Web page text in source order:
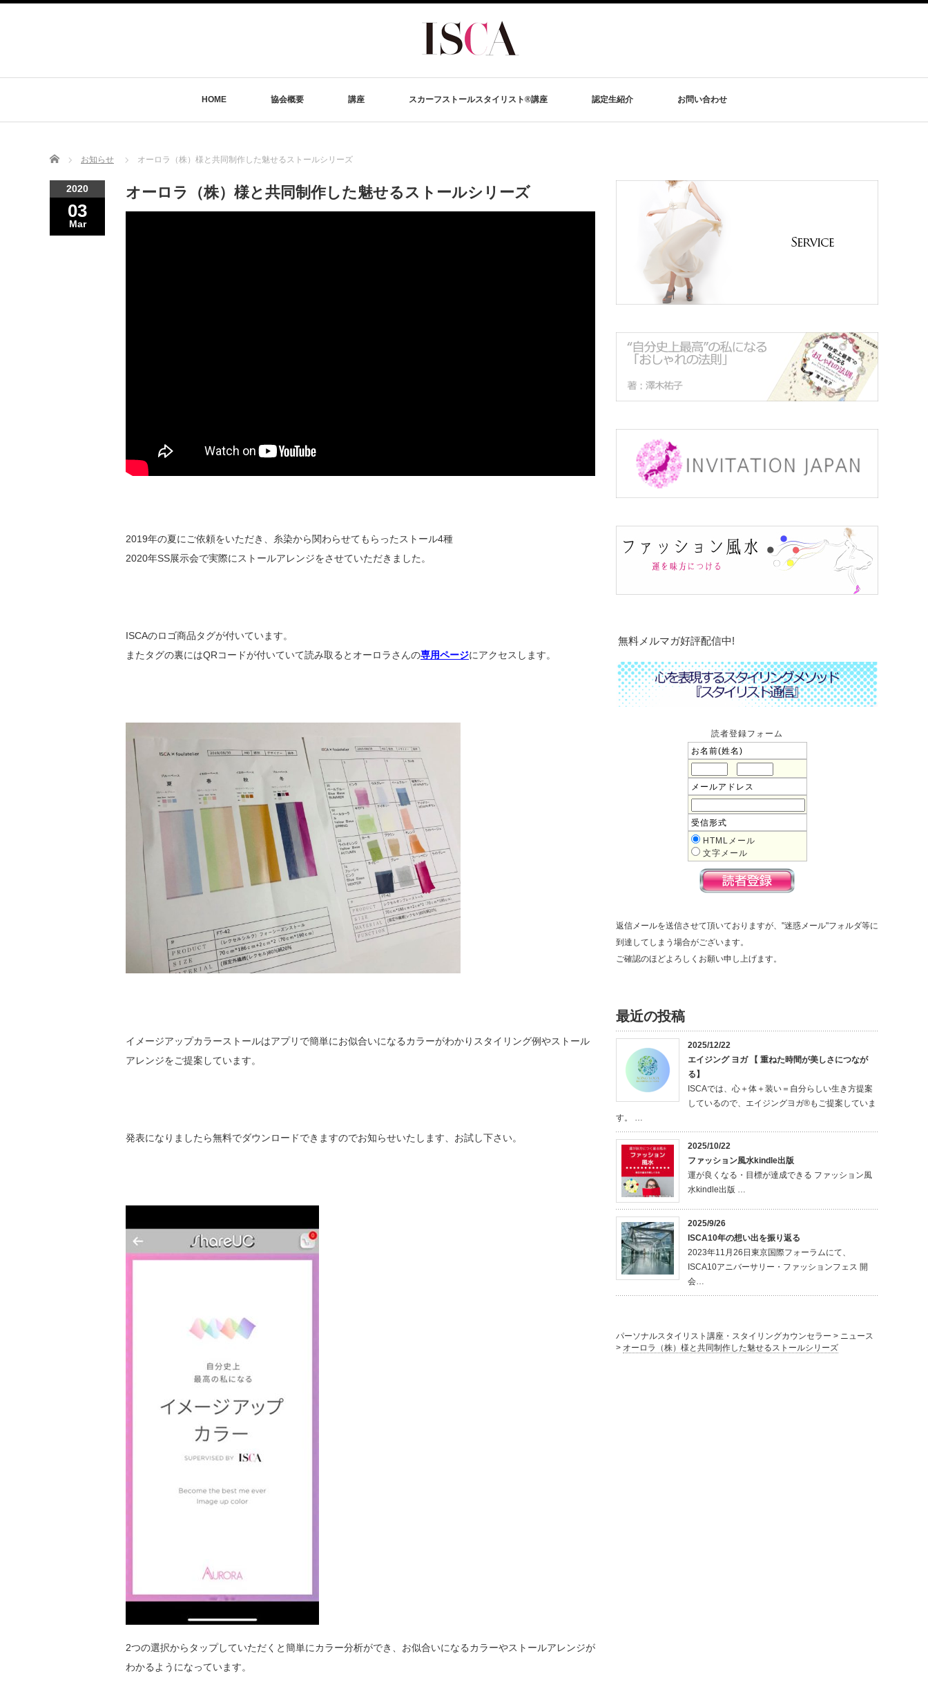
HOME 協会概要 講座 スカーフストールスタイリスト®講座 認定生紹介 お問い合わせ
Home お知らせ オーロラ（株）様と共同制作した魅せるストールシリーズ
2020
03
Mar
オーロラ（株）様と共同制作した魅せるストールシリーズ
2019年の夏にご依頼をいただき、糸染から関わらせてもらったストール4種
2020年SS展示会で実際にストールアレンジをさせていただきました。
ISCAのロゴ商品タグが付いています。
またタグの裏にはQRコードが付いていて読み取るとオーロラさんの専用ページにアクセスします。
イメージアップカラーストールはアプリで簡単にお似合いになるカラーがわかりスタイリング例やストール
アレンジをご提案しています。
発表になりましたら無料でダウンロードできますのでお知らせいたします、お試し下さい。
2つの選択からタップしていただくと簡単にカラー分析ができ、お似合いになるカラーやストールアレンジが
わかるようになっています。
無料メルマガ好評配信中!
読者登録フォーム
お名前(姓名)
メールアドレス
受信形式
HTMLメール
文字メール
返信メールを送信させて頂いておりますが、"迷惑メール"フォルダ等に
到達してしまう場合がございます。
ご確認のほどよろしくお願い申し上げます。
最近の投稿
2025/12/22
エイジング ヨガ 【 重ねた時間が美しさにつなが
る】
ISCAでは、心＋体＋装い＝自分らしい生き方提案
しているので、エイジングヨガ®もご提案していま
す。 …
2025/10/22
ファッション風水kindle出版
運が良くなる・目標が達成できる ファッション風
水kindle出版 …
2025/9/26
ISCA10年の想い出を振り返る
2023年11月26日東京国際フォーラムにて、
ISCA10アニバーサリー・ファッションフェス 開
会…
パーソナルスタイリスト講座・スタイリングカウンセラー > ニュース
> オーロラ（株）様と共同制作した魅せるストールシリーズ